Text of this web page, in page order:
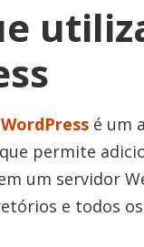
é um
permite
um servidor
e todos